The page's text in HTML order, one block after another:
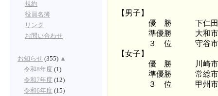
【男子】
優 勝 下仁田町立下
準優勝 大和市立南
３ 位 守谷市立けや
【女子】
優 勝 川崎市立西中
準優勝 常総市立水
３ 位 甲州市立塩
規約
役員名簿
リンク
お問い合わせ
お知らせ (355) ▲
令和8年度 (1)
令和7年度 (12)
令和6年度 (15)